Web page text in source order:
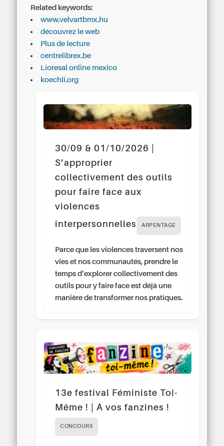
Related keywords:
www.velvartbmx.hu
découvrez le web
Plus de lecture
centrelibrex.be
Lioresal online mexico
koechli.org
30/09 & 01/10/2026 |
S’approprier
collectivement des outils
pour faire face aux
violences
interpersonnelles
ARPENTAGE
Parce que les violences traversent nos
vies et nos communautés, prendre le
temps d’explorer collectivement des
outils pour y faire face est déjà une
manière de transformer nos pratiques.
13e festival Féministe Toi-
Même ! | À vos fanzines !
CONCOURS